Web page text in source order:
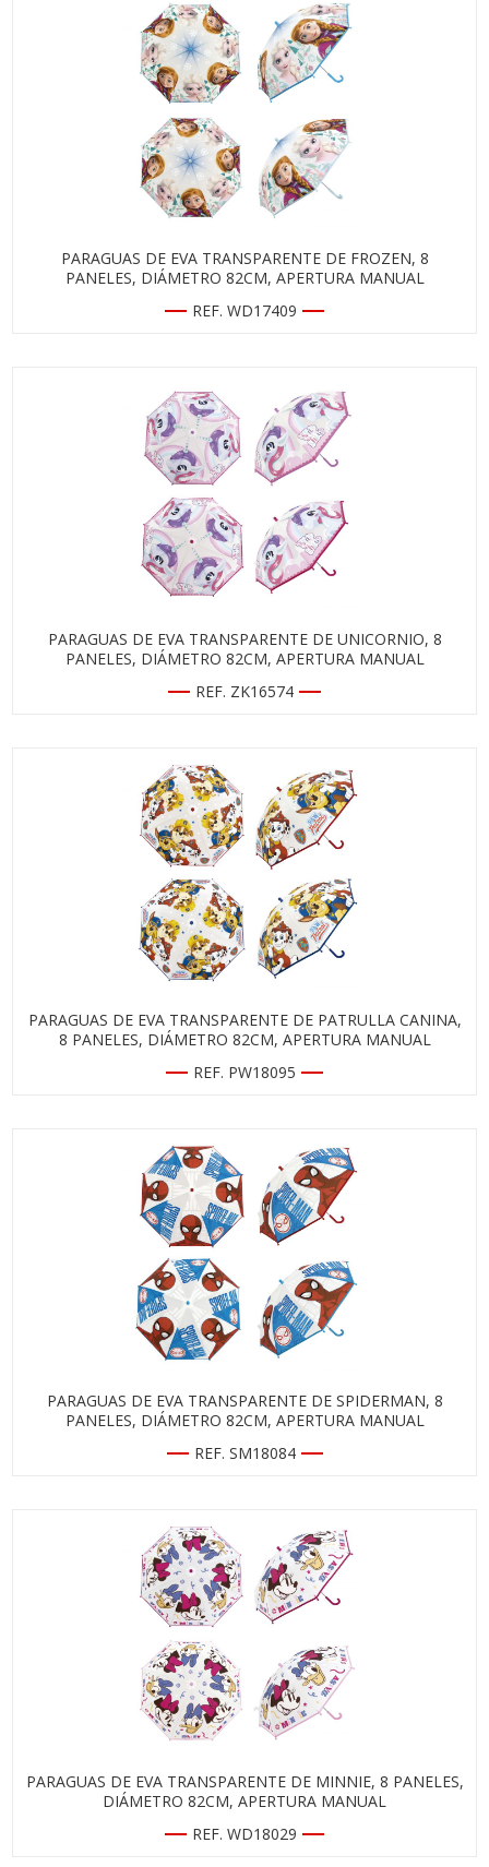
PARAGUAS DE EVA TRANSPARENTE DE FROZEN, 8
PANELES, DIÁMETRO 82CM, APERTURA MANUAL
REF. WD17409
PARAGUAS DE EVA TRANSPARENTE DE UNICORNIO, 8
PANELES, DIÁMETRO 82CM, APERTURA MANUAL
REF. ZK16574
PARAGUAS DE EVA TRANSPARENTE DE PATRULLA CANINA,
8 PANELES, DIÁMETRO 82CM, APERTURA MANUAL
REF. PW18095
PARAGUAS DE EVA TRANSPARENTE DE SPIDERMAN, 8
PANELES, DIÁMETRO 82CM, APERTURA MANUAL
REF. SM18084
PARAGUAS DE EVA TRANSPARENTE DE MINNIE, 8 PANELES,
DIÁMETRO 82CM, APERTURA MANUAL
REF. WD18029